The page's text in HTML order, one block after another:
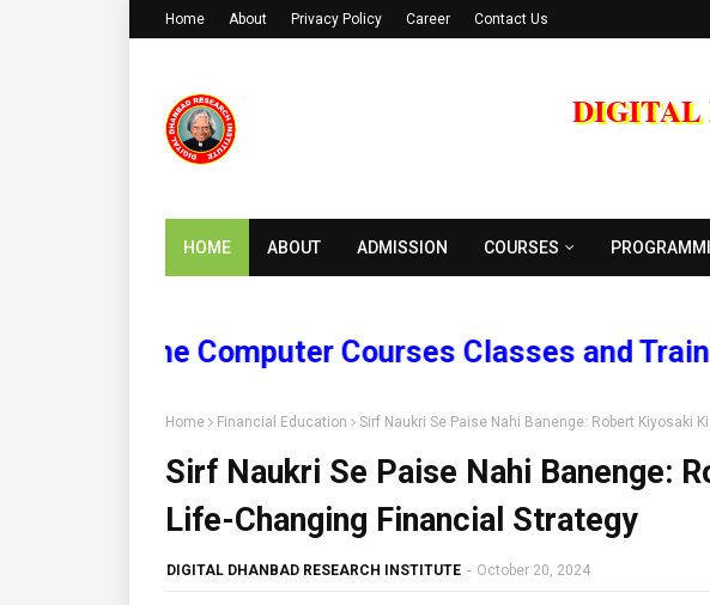
Home About Privacy Policy Career Contact Us
DIGITAL
HOME ABOUT ADMISSION COURSES
Online Computer Courses Classes and Training
Home Financial Education Sirf Naukri Se Paise Nahi Banenge: Robert Kiyosaki
Sirf Naukri Se Paise Nahi Banenge:
Life-Changing Financial Strategy
DIGITAL DHANBAD RESEARCH INSTITUTE - October 20, 2024